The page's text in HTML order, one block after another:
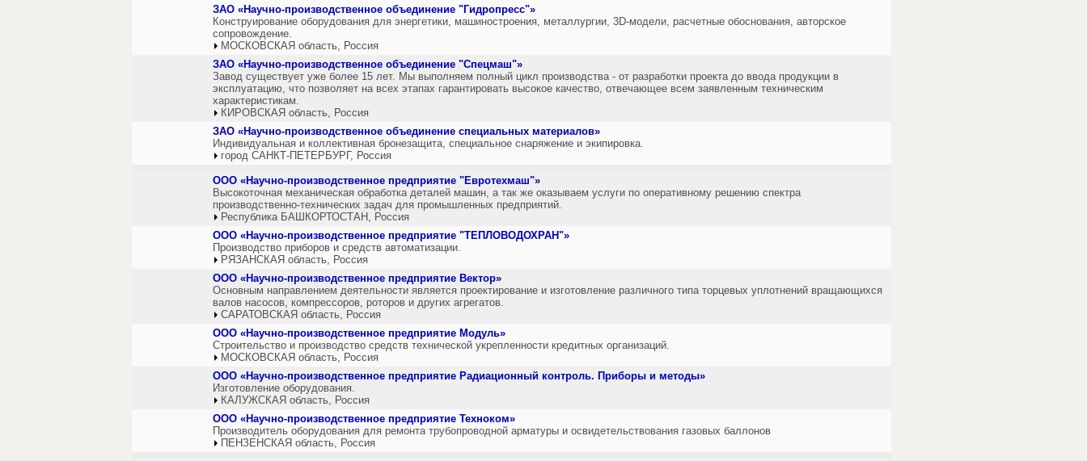
ЗАО «Научно-производственное объединение "Гидропресс"»
Конструирование оборудования для энергетики, машиностроения, металлургии, 3D-модели, расчетные обоснования, авторское
сопровождение.
МОСКОВСКАЯ область, Россия
ЗАО «Научно-производственное объединение "Спецмаш"»
Завод существует уже более 15 лет. Мы выполняем полный цикл производства - от разработки проекта до ввода продукции в
эксплуатацию, что позволяет на всех этапах гарантировать высокое качество, отвечающее всем заявленным техническим
характеристикам.
КИРОВСКАЯ область, Россия
ЗАО «Научно-производственное объединение специальных материалов»
Индивидуальная и коллективная бронезащита, специальное снаряжение и экипировка.
город САНКТ-ПЕТЕРБУРГ, Россия
ООО «Научно-производственное предприятие "Евротехмаш"»
Высокоточная механическая обработка деталей машин, а так же оказываем услуги по оперативному решению спектра
производственно-технических задач для промышленных предприятий.
Республика БАШКОРТОСТАН, Россия
ООО «Научно-производственное предприятие "ТЕПЛОВОДОХРАН"»
Производство приборов и средств автоматизации.
РЯЗАНСКАЯ область, Россия
ООО «Научно-производственное предприятие Вектор»
Основным направлением деятельности является проектирование и изготовление различного типа торцевых уплотнений вращающихся
валов насосов, компрессоров, роторов и других агрегатов.
САРАТОВСКАЯ область, Россия
ООО «Научно-производственное предприятие Модуль»
Строительство и производство средств технической укрепленности кредитных организаций.
МОСКОВСКАЯ область, Россия
ООО «Научно-производственное предприятие Радиационный контроль. Приборы и методы»
Изготовление оборудования.
КАЛУЖСКАЯ область, Россия
ООО «Научно-производственное предприятие Техноком»
Производитель оборудования для ремонта трубопроводной арматуры и освидетельствования газовых баллонов
ПЕНЗЕНСКАЯ область, Россия